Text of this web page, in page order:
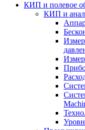
КИП и полевое
КИП и